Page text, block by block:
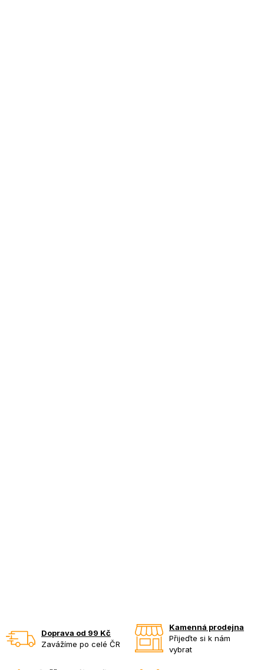
Doprava od 99 Kč
Zavážíme po celé ČR
Kamenná prodejna
Přijeďte si k nám
vybrat